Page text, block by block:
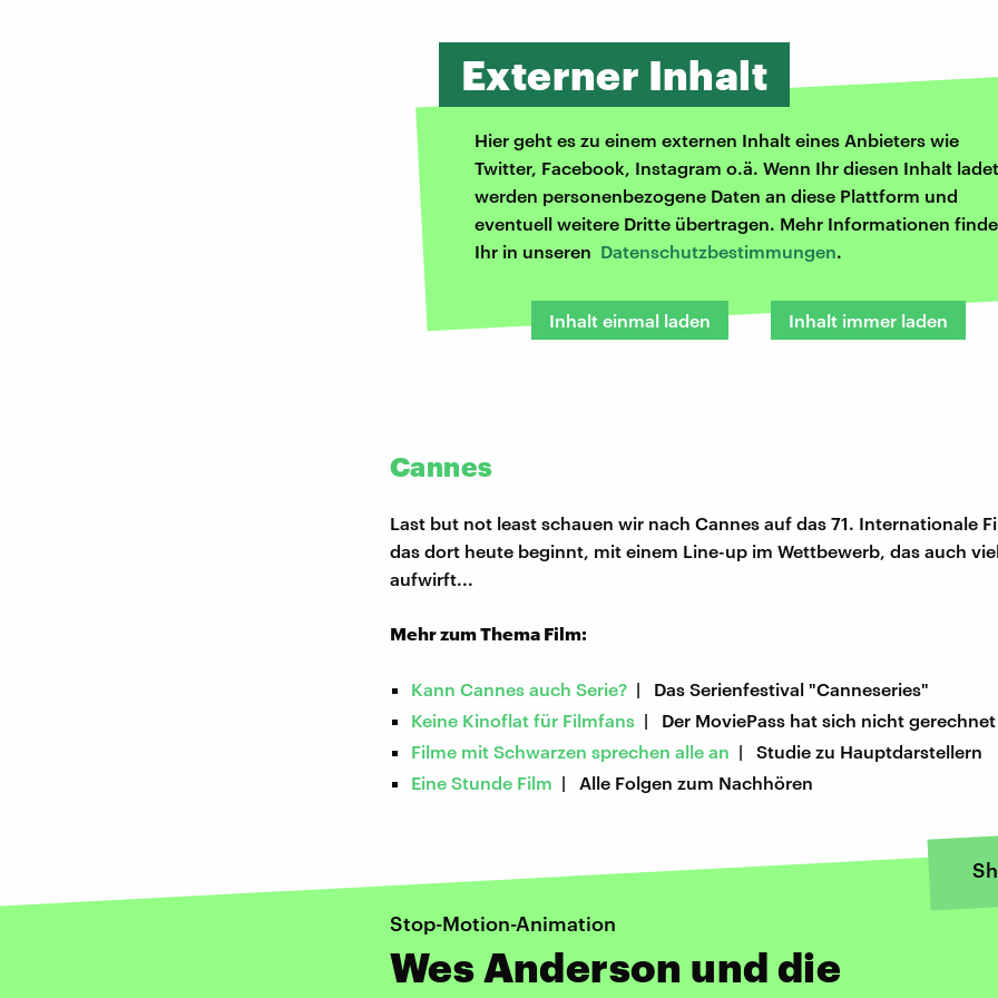
Externer Inhalt
Hier geht es zu einem externen Inhalt eines Anbieters wie
Twitter, Facebook, Instagram o.ä. Wenn Ihr diesen Inhalt
werden personenbezogene Daten an diese Plattform und
eventuell weitere Dritte übertragen. Mehr Informationen
Ihr in unseren Datenschutzbestimmungen.
Inhalt einmal laden Inhalt immer laden
Cannes
Last but not least schauen wir nach Cannes auf das 71. Internationale
das dort heute beginnt, mit einem Line-up im Wettbewerb, das auch
aufwirft...
Mehr zum Thema Film:
Kann Cannes auch Serie? | Das Serienfestival "Canneseries"
Keine Kinoflat für Filmfans | Der MoviePass hat sich nicht gerechnet
Filme mit Schwarzen sprechen alle an | Studie zu Hauptdarstellern
Eine Stunde Film | Alle Folgen zum Nachhören
Stop-Motion-Animation
Wes Anderson und die